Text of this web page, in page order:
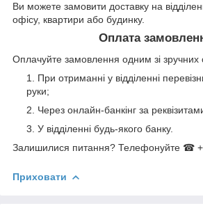
Ви можете замовити доставку на
офісу, квартири або будинку.
Оплата
Оплачуйте замовлення одним зі зручних
При отриманні у відділенні
руки;
Через онлайн-банкінг за
У відділенні будь-якого банку.
Залишилися питання? Телефонуйте ☎
Приховати